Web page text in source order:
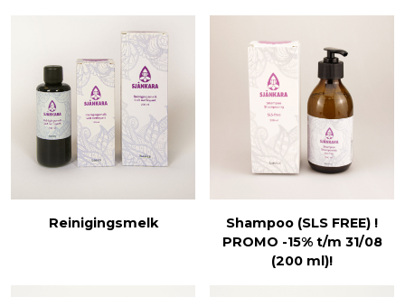
Reinigingsmelk
Shampoo (SLS FREE) !
PROMO -15% t/m 31/08
(200 ml)!